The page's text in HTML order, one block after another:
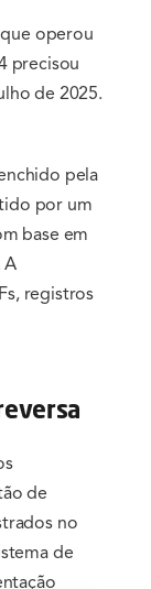
operou
precisou
de 2025.
pela
por um
base em
A
registros
de
no
de